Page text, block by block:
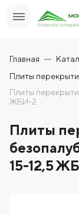
Главная
Плиты
Плиты
ЖБИ-2
Плиты
15-12,5